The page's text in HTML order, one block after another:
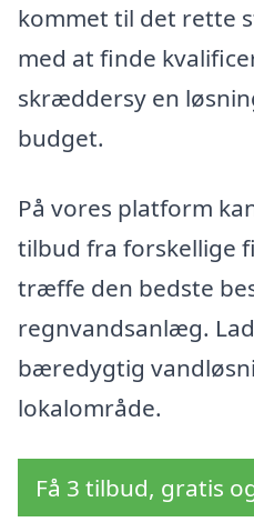
kommet til det rette
med at finde
skræddersy en
budget.
På vores platform
tilbud fra forskellige
træffe den bedste
regnvandsanlæg.
bæredygtig
lokalområde.
Få 3 tilbud, gratis